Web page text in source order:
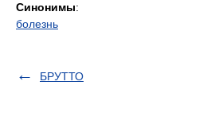
Синонимы:
болезнь
БРУТТО